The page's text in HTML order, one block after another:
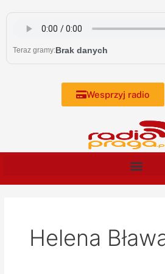
content
Teraz gramy:Brak danych
Wesprzyj radio
Helena